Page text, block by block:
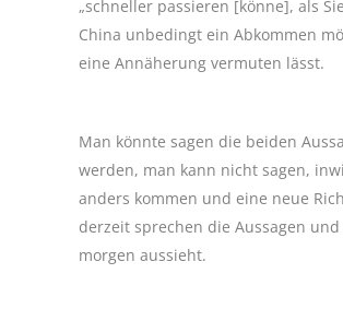
„schneller passieren [könne], als
China unbedingt ein Abkommen
eine Annäherung vermuten lässt.
Man könnte sagen die beiden
werden, man kann nicht sagen,
anders kommen und eine neue
derzeit sprechen die Aussagen
morgen aussieht.